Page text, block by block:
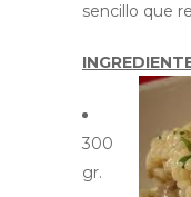
sencillo que
300
gr.